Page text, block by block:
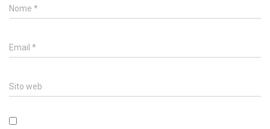
Nome *
Email *
Sito web